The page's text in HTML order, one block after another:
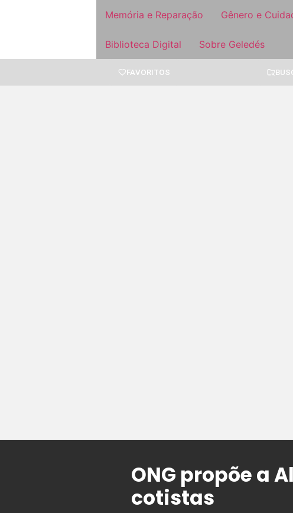
Memória e Reparação Gênero e
Biblioteca Digital Sobre Geledés
FAVORITOS
ONG propõe a
cotistas